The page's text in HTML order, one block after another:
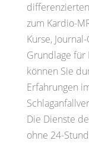
zum Kardio-
Kurse,
Grundlage für
können Sie
Erfahrungen
Die Dienste
ohne 24-